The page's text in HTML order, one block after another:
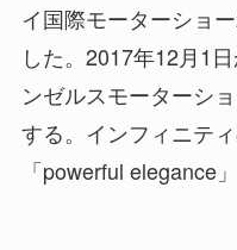
イ国際モーターショ
した。2017年12月1
ンゼルスモーターシ
する。インフィニテ
「powerful elegance